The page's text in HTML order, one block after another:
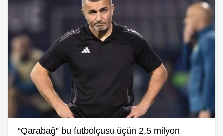
“Qarabağ” bu futbolçusu üçün 2,5 milyon